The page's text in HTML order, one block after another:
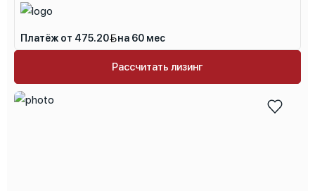
Платёж от 475.20 на 60 мес
Рассчитать лизинг